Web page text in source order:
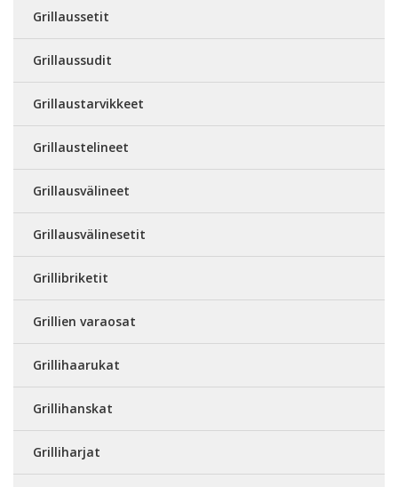
Grillaussetit
Grillaussudit
Grillaustarvikkeet
Grillaustelineet
Grillausvälineet
Grillausvälinesetit
Grillibriketit
Grillien varaosat
Grillihaarukat
Grillihanskat
Grilliharjat